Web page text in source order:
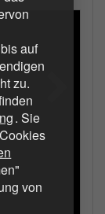
auf
zu.
. Sie
Cookies
von